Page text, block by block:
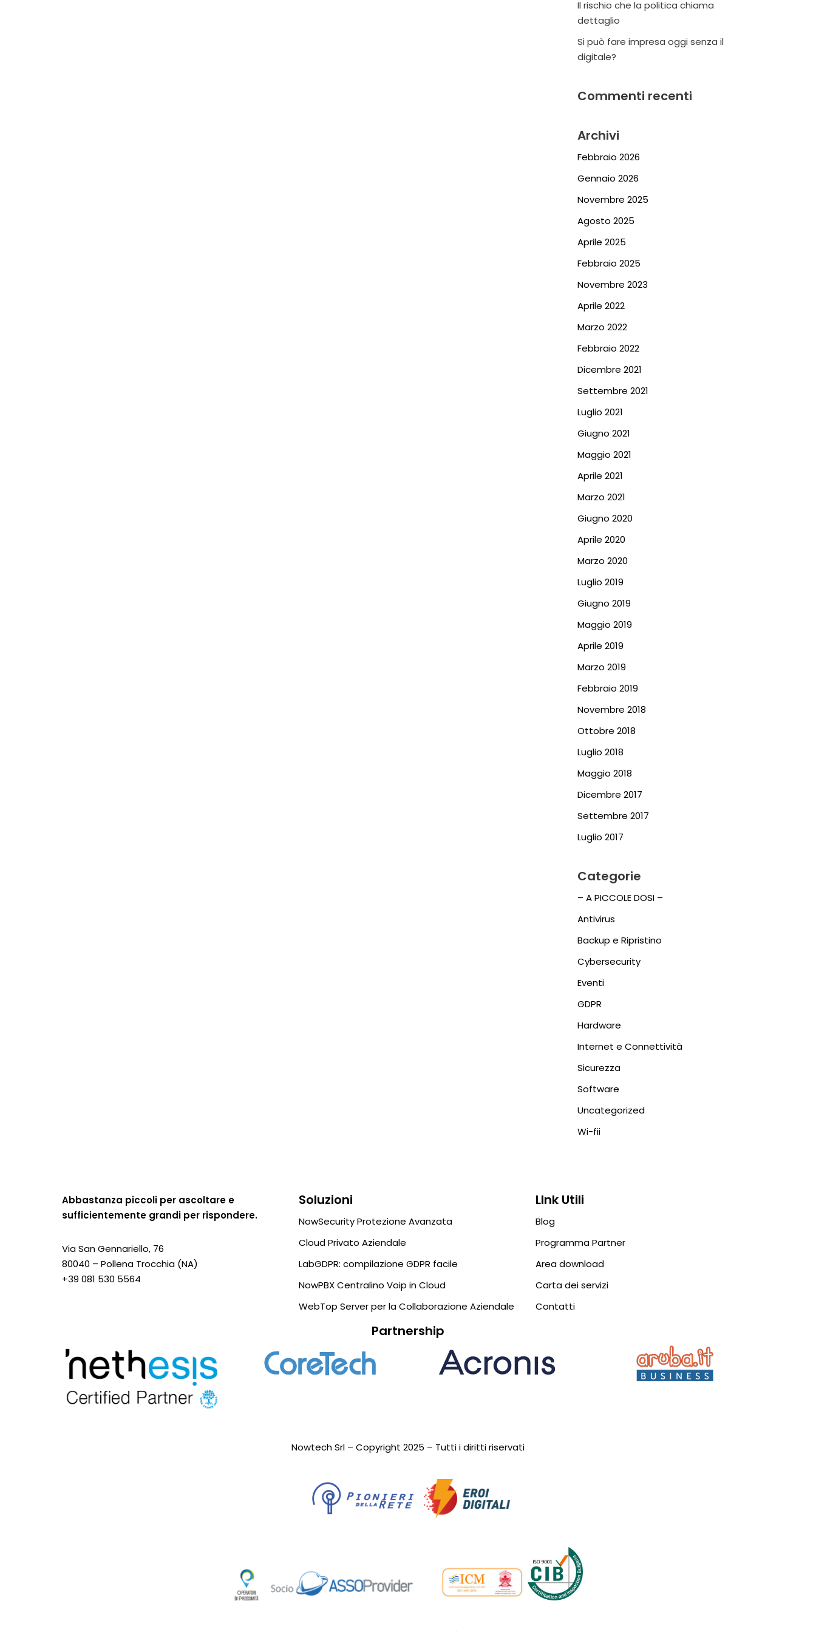
Il rischio che la politica chiama
dettaglio
Si può fare impresa oggi senza il
digitale?
Commenti recenti
Archivi
Febbraio 2026
Gennaio 2026
Novembre 2025
Agosto 2025
Aprile 2025
Febbraio 2025
Novembre 2023
Aprile 2022
Marzo 2022
Febbraio 2022
Dicembre 2021
Settembre 2021
Luglio 2021
Giugno 2021
Maggio 2021
Aprile 2021
Marzo 2021
Giugno 2020
Aprile 2020
Marzo 2020
Luglio 2019
Giugno 2019
Maggio 2019
Aprile 2019
Marzo 2019
Febbraio 2019
Novembre 2018
Ottobre 2018
Luglio 2018
Maggio 2018
Dicembre 2017
Settembre 2017
Luglio 2017
Categorie
– A PICCOLE DOSI –
Antivirus
Backup e Ripristino
Cybersecurity
Eventi
GDPR
Hardware
Internet e Connettività
Sicurezza
Software
Uncategorized
Wi-fii
Abbastanza piccoli per ascoltare e
sufficientemente grandi per rispondere.
Via San Gennariello, 76
80040 – Pollena Trocchia (NA)
+39 081 530 5564
Soluzioni
NowSecurity Protezione Avanzata
Cloud Privato Aziendale
LabGDPR: compilazione GDPR facile
NowPBX Centralino Voip in Cloud
WebTop Server per la Collaborazione Aziendale
LInk Utili
Blog
Programma Partner
Area download
Carta dei servizi
Contatti
Partnership
Nowtech Srl – Copyright 2025 – Tutti i diritti riservati